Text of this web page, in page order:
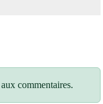
commentaires.